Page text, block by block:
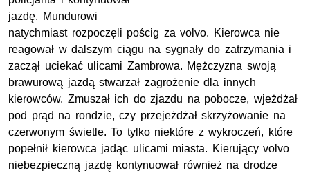
jazdę. Mundurowi
natychmiast rozpoczęli pościg za volvo. Kierowca nie
reagował w dalszym ciągu na sygnały do zatrzymania i
zaczął uciekać ulicami Zambrowa. Mężczyzna swoją
brawurową jazdą stwarzał zagrożenie dla innych
kierowców. Zmuszał ich do zjazdu na pobocze, wjeżdżał
pod prąd na rondzie, czy przejeżdżał skrzyżowanie na
czerwonym świetle. To tylko niektóre z wykroczeń, które
popełnił kierowca jadąc ulicami miasta. Kierujący volvo
niebezpieczną jazdę kontynuował również na drodze